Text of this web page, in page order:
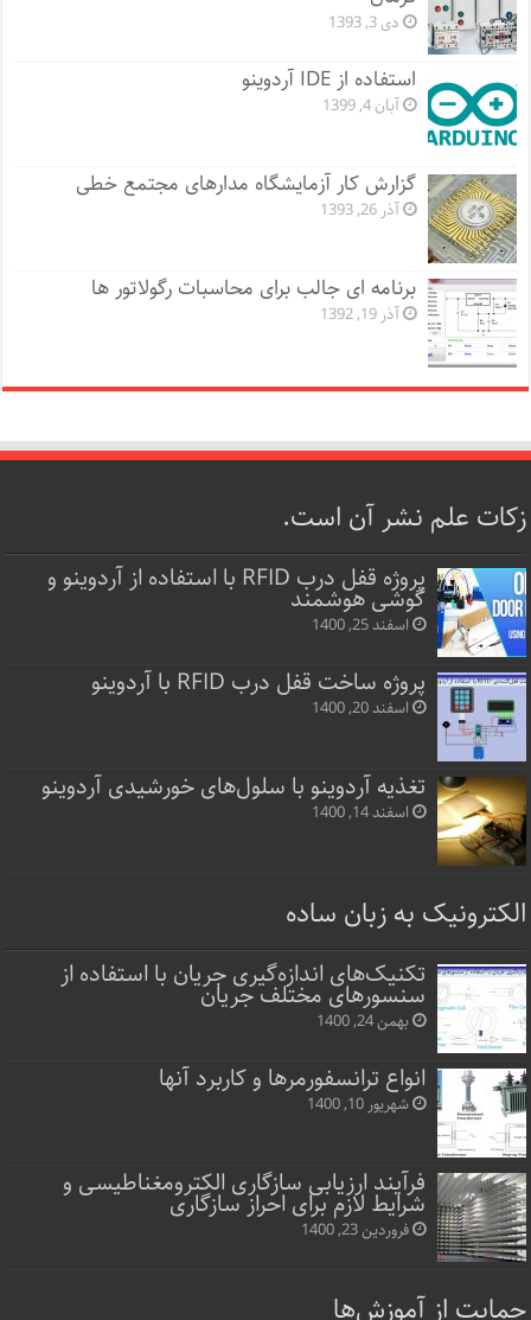
دی 3, 1393
استفاده از IDE آردوینو
آبان 4, 1399
گزارش کار آزمایشگاه مدارهای مجتمع خطی
آذر 26, 1393
برنامه ای جالب برای محاسبات رگولاتور ها
آذر 19, 1392
زکات علم نشر آن است.
پروژه قفل‌ درب RFID با استفاده از آردوینو و
گوشی هوشمند
اسفند 25, 1400
پروژه ساخت قفل‌ درب RFID با آردوینو
اسفند 20, 1400
تغذیه آردوینو با سلول‌های خورشیدی آردوینو
اسفند 14, 1400
الکترونیک به زبان ساده
تکنیک‌های اندازه‌گیری جریان با استفاده از
سنسورهای مختلف جریان
بهمن 24, 1400
انواع ترانسفورمرها و کاربرد آنها
شهریور 10, 1400
فرآیند ارزیابی سازگاری الکترومغناطیسی و
شرایط لازم برای احراز سازگاری
فروردین 23, 1400
حمایت از آموزش‌ها